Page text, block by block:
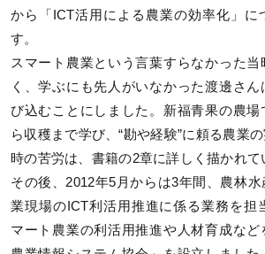
から「ICT活用による農業の効率化」に
す。
スマート農業という言葉すらなかった
く、学ぶにも先人がいなかった渡邊さ
び込むことにしました。新福青果の農
ら収穫まで学び、“勘や経験”に頼る農業
時の苦労は、書籍の2章に詳しく描かれて
その後、2012年5月からは3年間、農林
業現場のICT利活用推進に係る業務を担
マート農業の利活用推進や人材育成な